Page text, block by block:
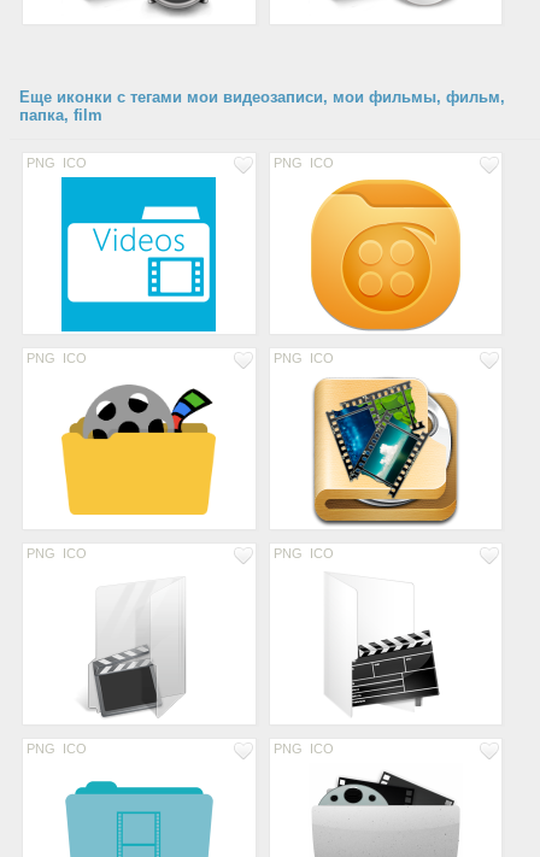
Еще иконки с тегами мои видеозаписи, мои фильмы, фильм,
папка, film
PNG ICO PNG ICO
PNG ICO PNG ICO
PNG ICO PNG ICO
PNG ICO PNG ICO